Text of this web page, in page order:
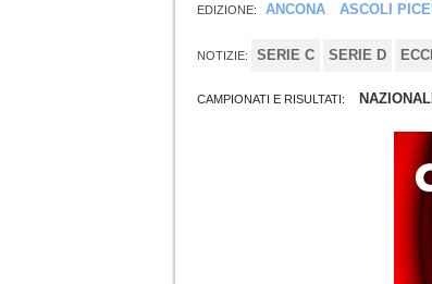
EDIZIONE: ANCONA ASCOLI
NOTIZIE: SERIE C SERIE D
CAMPIONATI E RISULTATI: